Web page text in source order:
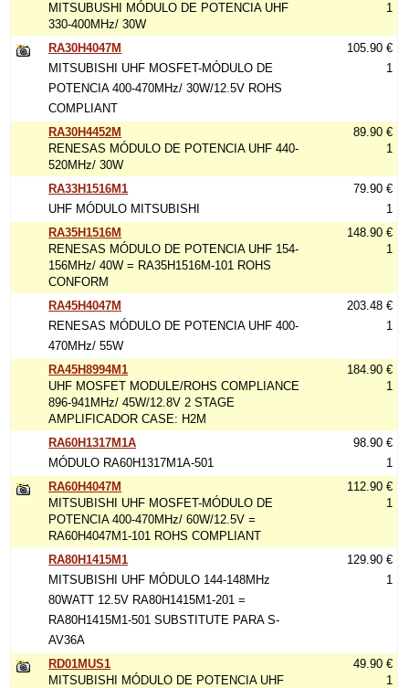
MITSUBUSHI MÓDULO DE POTENCIA UHF
330-400MHz/ 30W
1
RA30H4047M
MITSUBISHI UHF MOSFET-MÓDULO DE
POTENCIA 400-470MHz/ 30W/12.5V ROHS
COMPLIANT
105.90 €
1
RA30H4452M
RENESAS MÓDULO DE POTENCIA UHF 440-
520MHz/ 30W
89.90 €
1
RA33H1516M1
UHF MÓDULO MITSUBISHI
79.90 €
1
RA35H1516M
RENESAS MÓDULO DE POTENCIA UHF 154-
156MHz/ 40W = RA35H1516M-101 ROHS
CONFORM
148.90 €
1
RA45H4047M
RENESAS MÓDULO DE POTENCIA UHF 400-
470MHz/ 55W
203.48 €
1
RA45H8994M1
UHF MOSFET MODULE/ROHS COMPLIANCE
896-941MHz/ 45W/12.8V 2 STAGE
AMPLIFICADOR CASE: H2M
184.90 €
1
RA60H1317M1A
MÓDULO RA60H1317M1A-501
98.90 €
1
RA60H4047M
MITSUBISHI UHF MOSFET-MÓDULO DE
POTENCIA 400-470MHz/ 60W/12.5V =
RA60H4047M1-101 ROHS COMPLIANT
112.90 €
1
RA80H1415M1
MITSUBISHI UHF MÓDULO 144-148MHz
80WATT 12.5V RA80H1415M1-201 =
RA80H1415M1-501 SUBSTITUTE PARA S-
AV36A
129.90 €
1
RD01MUS1
MITSUBISHI MÓDULO DE POTENCIA UHF
49.90 €
1